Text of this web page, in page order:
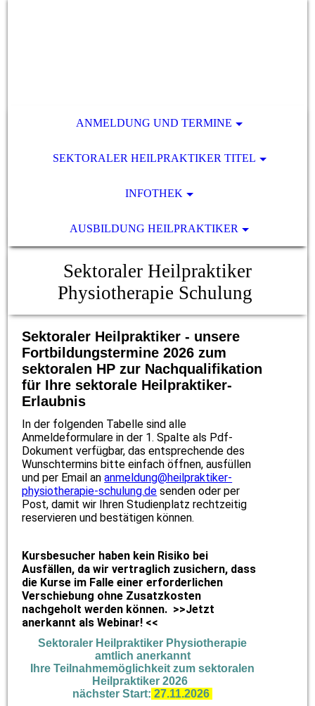
ANMELDUNG UND TERMINE
SEKTORALER HEILPRAKTIKER TITEL
INFOTHEK
AUSBILDUNG HEILPRAKTIKER
Sektoraler Heilpraktiker
Physiotherapie Schulung
Sektoraler Heilpraktiker - unsere
Fortbildungstermine 2026 zum
sektoralen HP zur Nachqualifikation
für Ihre sektorale Heilpraktiker-
Erlaubnis
In der folgenden Tabelle sind alle
Anmeldeformulare in der 1. Spalte als Pdf-
Dokument verfügbar, das entsprechende des
Wunschtermins bitte einfach öffnen, ausfüllen
und per Email ananmeldung@heilpraktiker-
physiotherapie-schulung.de senden oder per
Post, damit wir Ihren Studienplatz rechtzeitig
reservieren und bestätigen können.
Kursbesucher haben kein Risiko bei
Ausfällen, da wir vertraglich zusichern, dass
die Kurse im Falle einer erforderlichen
Verschiebung ohne Zusatzkosten
nachgeholt werden können. >>Jetzt
anerkannt als Webinar! <<
Sektoraler Heilpraktiker Physiotherapie
amtlich anerkannt
Ihre Teilnahmemöglichkeit zum sektoralen
Heilpraktiker 2026
nächster Start: 27.11.2026